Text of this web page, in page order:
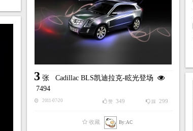
3张 Cadillac BLS凯迪拉克-眩光登场
7494
2011-07-20 踩 299
赞 349
收藏 By:AC